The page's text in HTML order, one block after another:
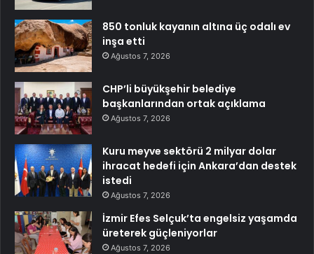
850 tonluk kayanın altına üç odalı ev
inşa etti
Ağustos 7, 2026
CHP’li büyükşehir belediye
başkanlarından ortak açıklama
Ağustos 7, 2026
Kuru meyve sektörü 2 milyar dolar
ihracat hedefi için Ankara’dan destek
istedi
Ağustos 7, 2026
İzmir Efes Selçuk’ta engelsiz yaşamda
üreterek güçleniyorlar
Ağustos 7, 2026